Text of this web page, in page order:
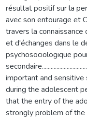
résultat positif sur la
avec son entourage et
travers la
et d'échanges dans le
psychosociologique
important and
during the adolescent
that the entry of the
strongly problem of